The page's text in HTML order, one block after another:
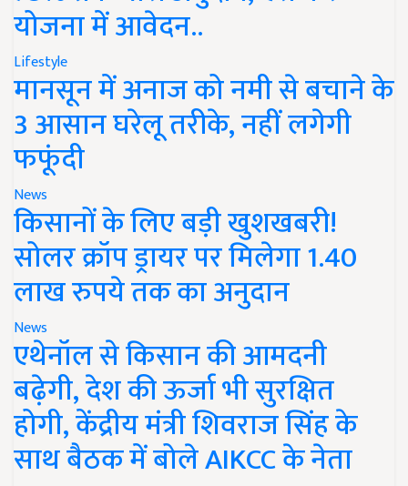
योजना में आवेदन..
Lifestyle
मानसून में अनाज को नमी से बचाने के
3 आसान घरेलू तरीके, नहीं लगेगी
फफूंदी
News
किसानों के लिए बड़ी खुशखबरी!
सोलर क्रॉप ड्रायर पर मिलेगा 1.40
लाख रुपये तक का अनुदान
News
एथेनॉल से किसान की आमदनी
बढ़ेगी, देश की ऊर्जा भी सुरक्षित
होगी, केंद्रीय मंत्री शिवराज सिंह के
साथ बैठक में बोले AIKCC के नेता